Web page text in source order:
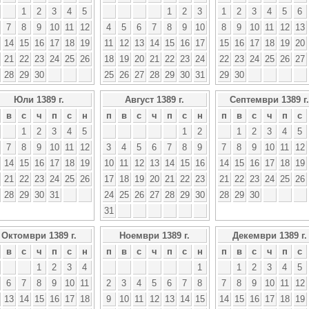
1
2 3 4
5
7 8 9 10 11
12
14 15 16 17 18
19
21 22 23 24 25
26
28 29 30
1
2
3
4
5 6 7 8 9
10
11
12 13 14 15 16
17
18
19 20 21 22 23
24
25
26 27 28 29 30 31
1
2 3 4 5 6
8
9 10 11 12 13
15
16 17 18 19 20
22
23 24 25 26 27
29 30
Юли 1389 г.
в с ч п с
н
1
2 3 4
5
7 8 9 10 11
12
14 15 16 17 18
19
21 22 23 24 25
26
28 29 30 31
Август 1389 г.
п
в с ч п с
н
1
2
3
4 5 6 7 8
9
10
11 12 13 14 15
16
17
18 19 20 21 22
23
24
25 26 27 28 29 30
31
Септември 1389 г.
п
в с ч п с
1
2 3 4 5
7
8 9 10 11 12
14
15 16 17 18 19
21
22 23 24 25 26
28
29 30
Октомври 1389 г.
в с ч п с
н
1
2 3
4
6 7 8 9 10
11
13 14 15 16 17
18
Ноември 1389 г.
п
в с ч п с
н
1
2
3 4 5 6 7
8
9
10 11 12 13 14
15
Декември 1389 г.
п
в с ч п с
1
2 3 4 5
7
8 9 10 11 12
14
15 16 17 18 19